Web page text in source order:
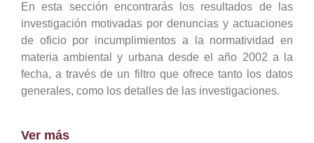
En esta sección encontrarás los resultados de las
investigación motivadas por denuncias y actuaciones
de oficio por incumplimientos a la normatividad en
materia ambiental y urbana desde el año 2002 a la
fecha, a través de un filtro que ofrece tanto los datos
generales, como los detalles de las investigaciones.
Ver más